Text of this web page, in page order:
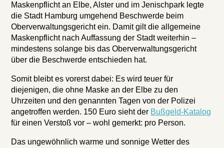
Maskenpflicht an Elbe, Alster und im Jenischpark legte
die Stadt Hamburg umgehend Beschwerde beim
Oberverwaltungsgericht ein. Damit gilt die allgemeine
Maskenpflicht nach Auffassung der Stadt weiterhin –
mindestens solange bis das Oberverwaltungsgericht
über die Beschwerde entschieden hat.
Somit bleibt es vorerst dabei: Es wird teuer für
diejenigen, die ohne Maske an der Elbe zu den
Uhrzeiten und den genannten Tagen von der Polizei
angetroffen werden. 150 Euro sieht der Bußgeld-Katalog
für einen Verstoß vor – wohl gemerkt: pro Person.
Das ungewöhnlich warme und sonnige Wetter des